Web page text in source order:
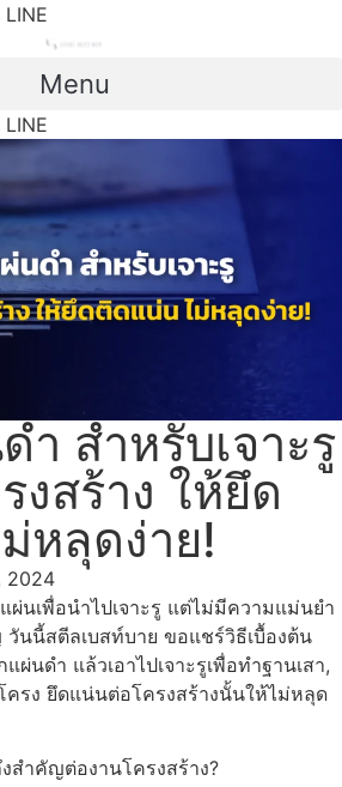
Menu
ำ สำหรับเจาะรู
งสร้าง ให้ยึด
หลุดง่าย!
2024
ผ่นเพื่อนำไปเจาะรู แต่ไม่มีความแม่นยำ
นนี้สตีลเบสท์บาย ขอแชร์วิธีเบื้องต้น
ผ่นดำ แล้วเอาไปเจาะรูเพื่อทำฐานเสา,
ครง ยึดแน่นต่อโครงสร้างนั้นให้ไม่หลุด